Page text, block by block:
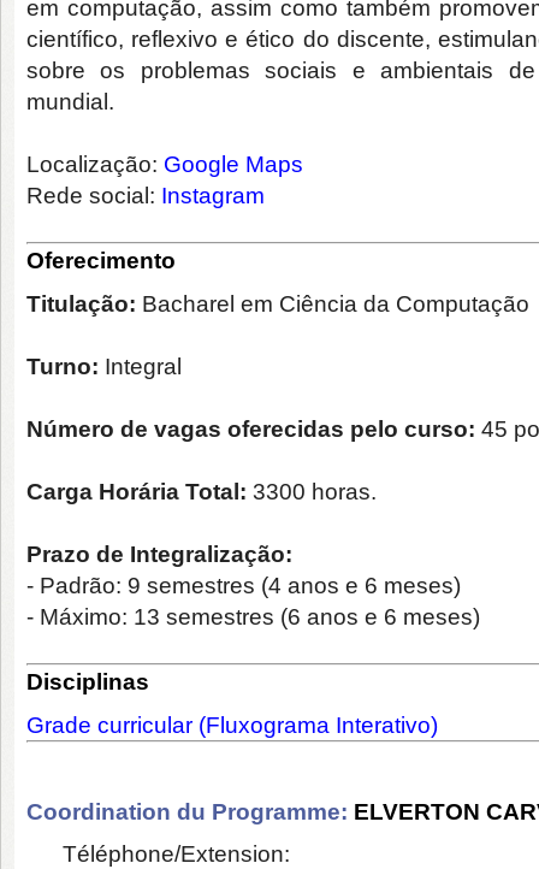
em computação, assim como também
científico, reflexivo e ético do discente,
sobre os problemas sociais e ambientais
mundial.
Localização: Google Maps
Rede social: Instagram
Oferecimento
Titulação: Bacharel em Ciência da Computação
Turno: Integral
Número de vagas oferecidas pelo curso: 45
Carga Horária Total: 3300 horas.
Prazo de Integralização:
- Padrão: 9 semestres (4 anos e 6 meses)
- Máximo: 13 semestres (6 anos e 6 meses)
Disciplinas
Grade curricular (Fluxograma Interativo)
Coordination du Programme: ELVERTON
Téléphone/Extension: